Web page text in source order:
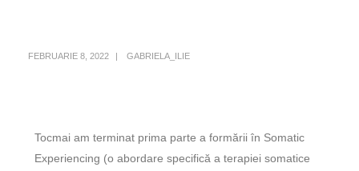
FEBRUARIE 8, 2022 GABRIELA_ILIE
Tocmai am terminat prima parte a formării în Somatic
Experiencing (o abordare specifică a terapiei somatice